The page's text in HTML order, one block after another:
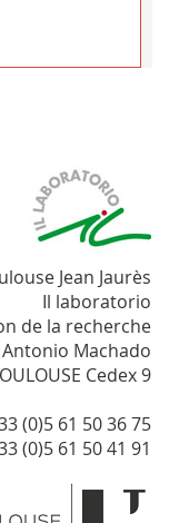
Jean Jaurès
Il laboratorio
de la recherche
Antonio Machado
Cedex 9
(0)5 61 50 36 75
(0)5 61 50 41 91